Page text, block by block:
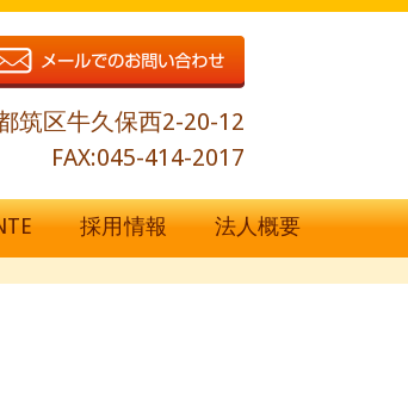
筑区牛久保西2-20-12
FAX:045-414-2017
採用情報 法人概要